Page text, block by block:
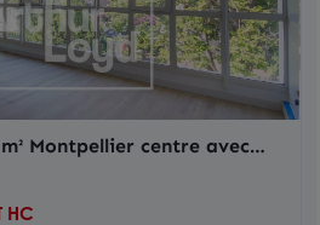
Montpellier centre avec
HC